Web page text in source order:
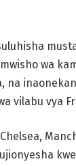
wa
na
vilabu vya